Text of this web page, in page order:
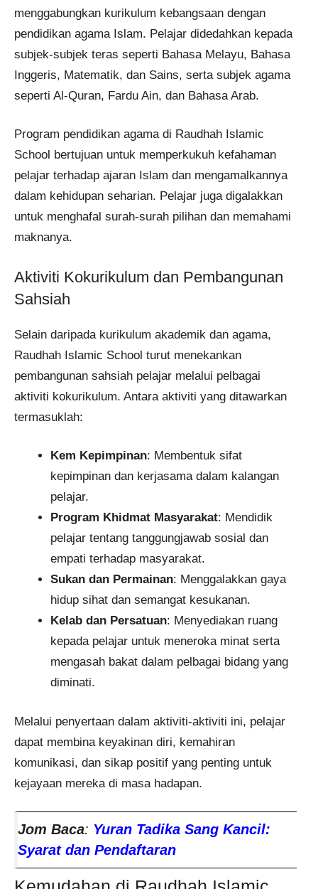
menggabungkan kurikulum kebangsaan dengan
pendidikan agama Islam. Pelajar didedahkan kepada
subjek-subjek teras seperti Bahasa Melayu, Bahasa
Inggeris, Matematik, dan Sains, serta subjek agama
seperti Al-Quran, Fardu Ain, dan Bahasa Arab.
Program pendidikan agama di Raudhah Islamic
School bertujuan untuk memperkukuh kefahaman
pelajar terhadap ajaran Islam dan mengamalkannya
dalam kehidupan seharian. Pelajar juga digalakkan
untuk menghafal surah-surah pilihan dan memahami
maknanya.
Aktiviti Kokurikulum dan Pembangunan
Sahsiah
Selain daripada kurikulum akademik dan agama,
Raudhah Islamic School turut menekankan
pembangunan sahsiah pelajar melalui pelbagai
aktiviti kokurikulum. Antara aktiviti yang ditawarkan
termasuklah:
Kem Kepimpinan: Membentuk sifat
kepimpinan dan kerjasama dalam kalangan
pelajar.
Program Khidmat Masyarakat: Mendidik
pelajar tentang tanggungjawab sosial dan
empati terhadap masyarakat.
Sukan dan Permainan: Menggalakkan gaya
hidup sihat dan semangat kesukanan.
Kelab dan Persatuan: Menyediakan ruang
kepada pelajar untuk meneroka minat serta
mengasah bakat dalam pelbagai bidang yang
diminati.
Melalui penyertaan dalam aktiviti-aktiviti ini, pelajar
dapat membina keyakinan diri, kemahiran
komunikasi, dan sikap positif yang penting untuk
kejayaan mereka di masa hadapan.
Jom Baca: Yuran Tadika Sang Kancil:
Syarat dan Pendaftaran